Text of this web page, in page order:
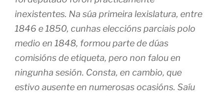
inexistentes. Na súa primeira lexislatura, entre
1846 e 1850, cunhas eleccións parciais polo
medio en 1848, formou parte de dúas
comisións de etiqueta, pero non falou en
ningunha sesión. Consta, en cambio, que
estivo ausente en numerosas ocasións. Saíu